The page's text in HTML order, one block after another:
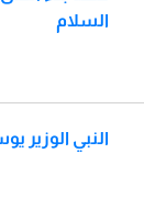
السلام
النبي الوزير